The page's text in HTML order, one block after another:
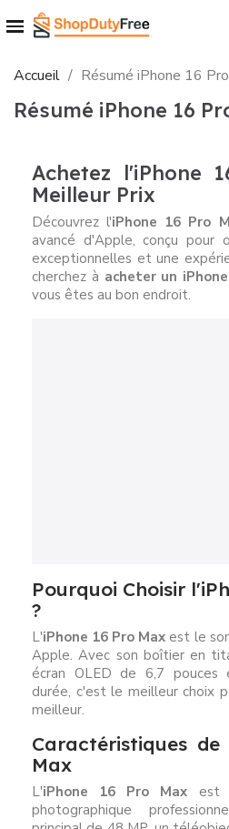
Accueil Résumé iPhone 16
Résumé iPhone 16
Achetez l'iPhone
Meilleur Prix
Découvrez l'iPhone 16 Pro
avancé d'Apple, conçu pour
exceptionnelles et une
cherchez à acheter un
vous êtes au bon endroit.
Pourquoi Choisir
?
L'iPhone 16 Pro Max est le
Apple. Avec son boîtier en
écran OLED de 6,7
durée, c'est le meilleur choix
meilleur.
Caractéristiques
Max
L'iPhone 16 Pro Max est
photographique